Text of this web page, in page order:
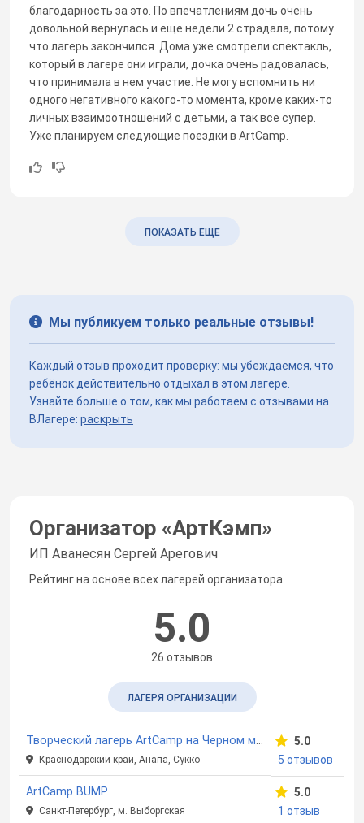
благодарность за это. По впечатлениям дочь очень
довольной вернулась и еще недели 2 страдала, потому
что лагерь закончился. Дома уже смотрели спектакль,
который в лагере они играли, дочка очень радовалась,
что принимала в нем участие. Не могу вспомнить ни
одного негативного какого-то момента, кроме каких-то
личных взаимоотношений с детьми, а так все супер.
Уже планируем следующие поездки в ArtCamp.
ПОКАЗАТЬ ЕЩЕ
Мы публикуем только реальные отзывы!
Каждый отзыв проходит проверку: мы убеждаемся, что
ребёнок действительно отдыхал в этом лагере.
Узнайте больше о том, как мы работаем с отзывами на
ВЛагере: раскрыть
Организатор «АртКэмп»
ИП Аванесян Сергей Арегович
Рейтинг на основе всех лагерей организатора
5.0
26 отзывов
ЛАГЕРЯ ОРГАНИЗАЦИИ
Творческий лагерь ArtCamp на Черном море
Краснодарский край, Анапа, Сукко
5.0
5 отзывов
ArtCamp BUMP
Санкт-Петербург, м. Выборгская
5.0
1 отзыв